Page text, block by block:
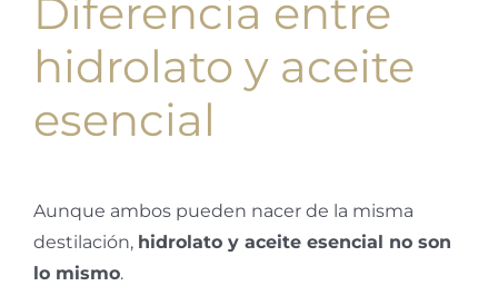
Diferencia entre
hidrolato y aceite
esencial
Aunque ambos pueden nacer de la misma
destilación, hidrolato y aceite esencial no son
lo mismo.